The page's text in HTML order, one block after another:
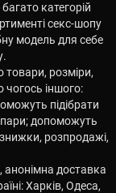
категорій
секс-шопу
модель для себе
товари, розміри,
чогось іншого:
підібрати
пари; допоможуть
розпродажі,
анонімна доставка
Харків, Одеса,